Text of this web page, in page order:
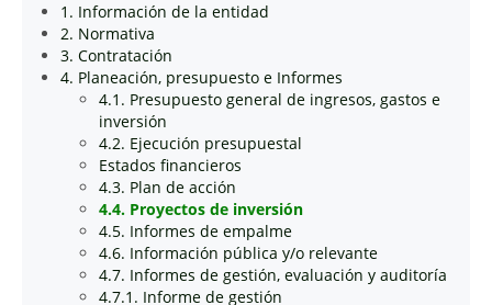
1. Información de la entidad
2. Normativa
3. Contratación
4. Planeación, presupuesto e Informes
4.1. Presupuesto general de ingresos, gastos e
inversión
4.2. Ejecución presupuestal
Estados financieros
4.3. Plan de acción
4.4. Proyectos de inversión
4.5. Informes de empalme
4.6. Información pública y/o relevante
4.7. Informes de gestión, evaluación y auditoría
4.7.1. Informe de gestión